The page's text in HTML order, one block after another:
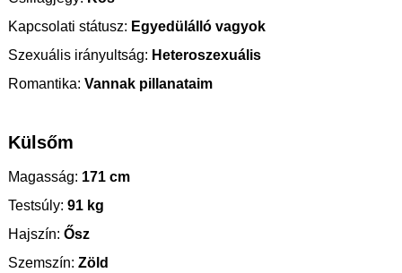
Kapcsolati státusz: Egyedülálló vagyok
Szexuális irányultság: Heteroszexuális
Romantika: Vannak pillanataim
Külsőm
Magasság: 171 cm
Testsúly: 91 kg
Hajszín: Ősz
Szemszín: Zöld